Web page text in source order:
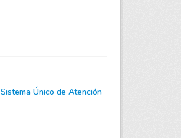
Sistema Único de Atención